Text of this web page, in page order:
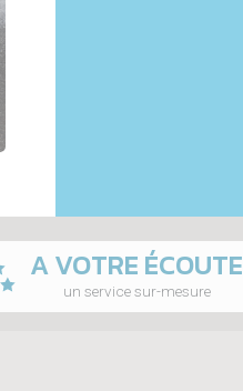
A VOTRE ÉCOUTE
un service sur-mesure